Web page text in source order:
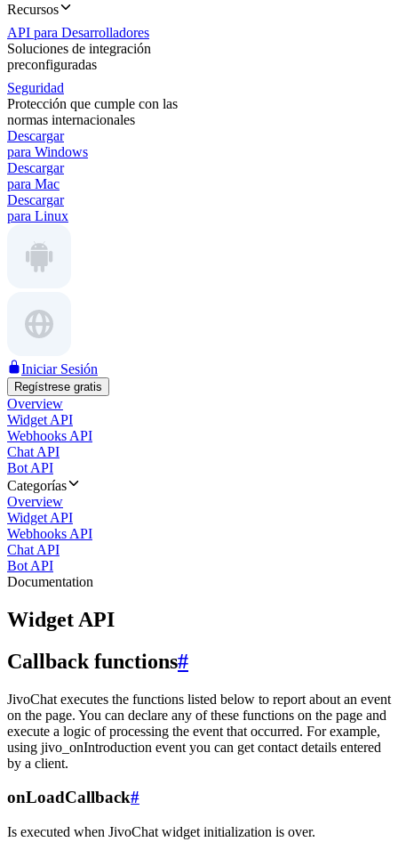
Recursos
API para Desarrolladores
Soluciones de integración
preconfiguradas
Seguridad
Protección que cumple con las
normas internacionales
Descargar
para Windows
Descargar
para Mac
Descargar
para Linux
Iniciar Sesión
Regístrese gratis
Overview
Widget API
Webhooks API
Chat API
Bot API
Categorías
Overview
Widget API
Webhooks API
Chat API
Bot API
Documentation
Widget API
Callback functions#
JivoChat executes the functions listed below to report about an event
on the page. You can declare any of these functions on the page and
execute a logic of processing the event that occurred. For example,
using jivo_onIntroduction event you can get contact details entered
by a client.
onLoadCallback#
Is executed when JivoChat widget initialization is over.